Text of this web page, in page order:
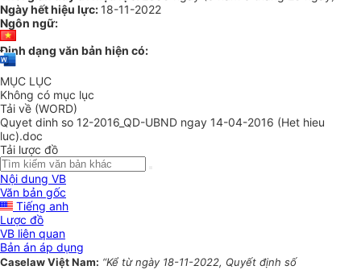
Ngày hết hiệu lực: 18-11-2022
Ngôn ngữ:
Định dạng văn bản hiện có:
MỤC LỤC
Không có mục lục
Tải về (WORD)
Quyet dinh so 12-2016_QD-UBND ngay 14-04-2016 (Het hieu
luc).doc
Tải lược đồ
Nội dung VB
Văn bản gốc
Tiếng anh
Lược đồ
VB liên quan
Bản án áp dụng
Caselaw Việt Nam: “Kể từ ngày 18-11-2022, Quyết định số